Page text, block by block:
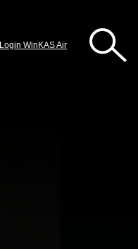
Login WinKAS Air